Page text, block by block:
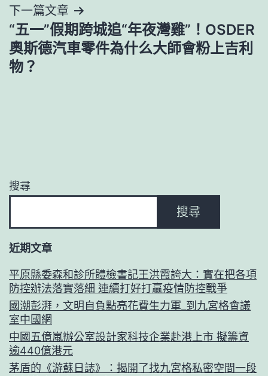
覽
下一篇文章
“五一”假期跨城追“年夜灣雞”！OSDER
奧斯德汽車零件為什么大師會粉上吉利
物？
搜尋
搜尋
近期文章
平原縣委森和診所體檢書記王洪霞誇大：實在把各項
防控辦法落實落細 連續打好打贏疫情防控戰爭
國潮彭湃，文明自負點亮花費生力軍_到九宮格會議
室中國網
中國五億嵐辦公室設計家科技企業赴港上市 擬籌資
逾440億港元
茅盾的《游蘇日誌》：揭開了找九宮格私密空間一段